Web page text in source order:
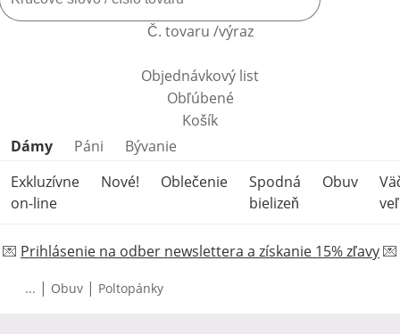
Č. tovaru /výraz
Objednávkový list
Obľúbené
Košík
Preskočiť kategórie produktov
Dámy Páni
Bývanie
Exkluzívne
on-line
Nové! Oblečenie
Spodná
bielizeň
Obuv
💌 Prihlásenie na odber newslettera a získanie 15% zľavy💌
... | Obuv | Poltopánky